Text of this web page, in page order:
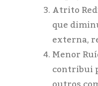
Atrito
que
externa,
Menor
contribui